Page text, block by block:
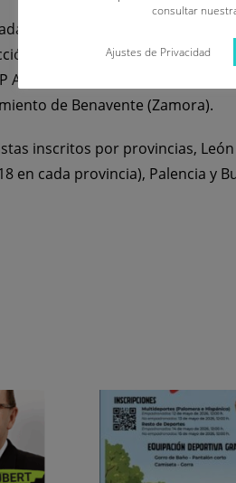
en todas las categorías por
de Ávila, Selección de
Arboleda, IES Virgen del
de Benavente (Zamora).
inscritos por provincias,
en cada provincia), Palencia y
consultar
Ajustes de Privacidad